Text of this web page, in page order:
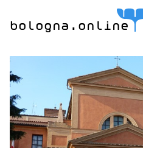
bologna.online